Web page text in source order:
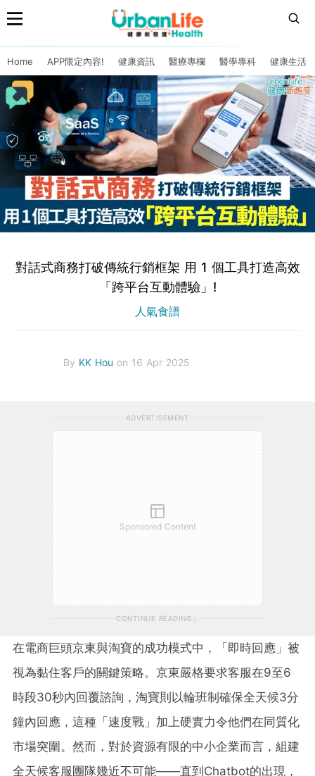
Home APP限定內容! 健康資訊 醫療專欄 醫學專科 健康生活
對話式商務打破傳統行銷框架 用 1 個工具打造高效
「跨平台互動體驗」!
人氣食譜
By KK Hou on 16 Apr 2025
ADVERTISEMENT
Sponsored Content
CONTINUE READING
在電商巨頭京東與淘寶的成功模式中，「即時回應」被
視為黏住客戶的關鍵策略。京東嚴格要求客服在9至6
時段30秒內回覆諮詢，淘寶則以輪班制確保全天候3分
鐘內回應，這種「速度戰」加上硬實力令他們在同質化
市場突圍。然而，對於資源有限的中小企業而言，組建
全天候客服團隊幾近不可能——直到Chatbot的出現，